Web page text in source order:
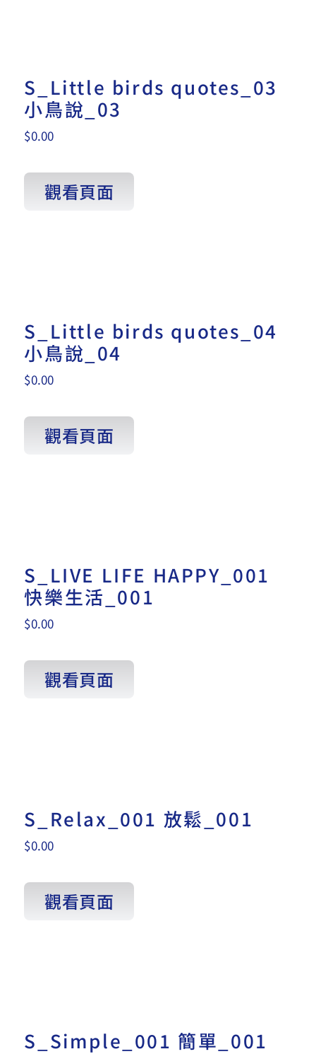
S_Little birds quotes_03
小鳥說_03
$0.00
觀看頁面
S_Little birds quotes_04
小鳥說_04
$0.00
觀看頁面
S_LIVE LIFE HAPPY_001
快樂生活_001
$0.00
觀看頁面
S_Relax_001 放鬆_001
$0.00
觀看頁面
S_Simple_001 簡單_001